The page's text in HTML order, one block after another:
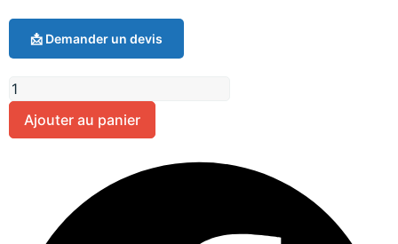
📩 Demander un devis
Ajouter au panier